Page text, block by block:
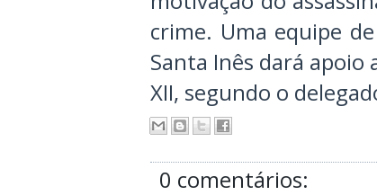
crime. Uma equipe
Santa Inês dará
XII, segundo o
0 comentários: